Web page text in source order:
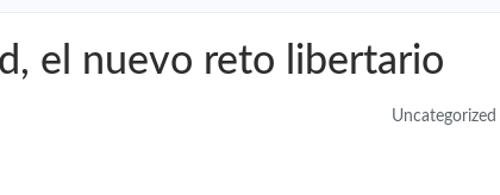
el nuevo reto libertario
Uncategorized